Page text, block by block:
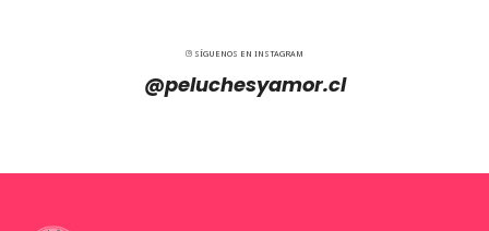
SÍGUENOS EN INSTAGRAM
@peluchesyamor.cl